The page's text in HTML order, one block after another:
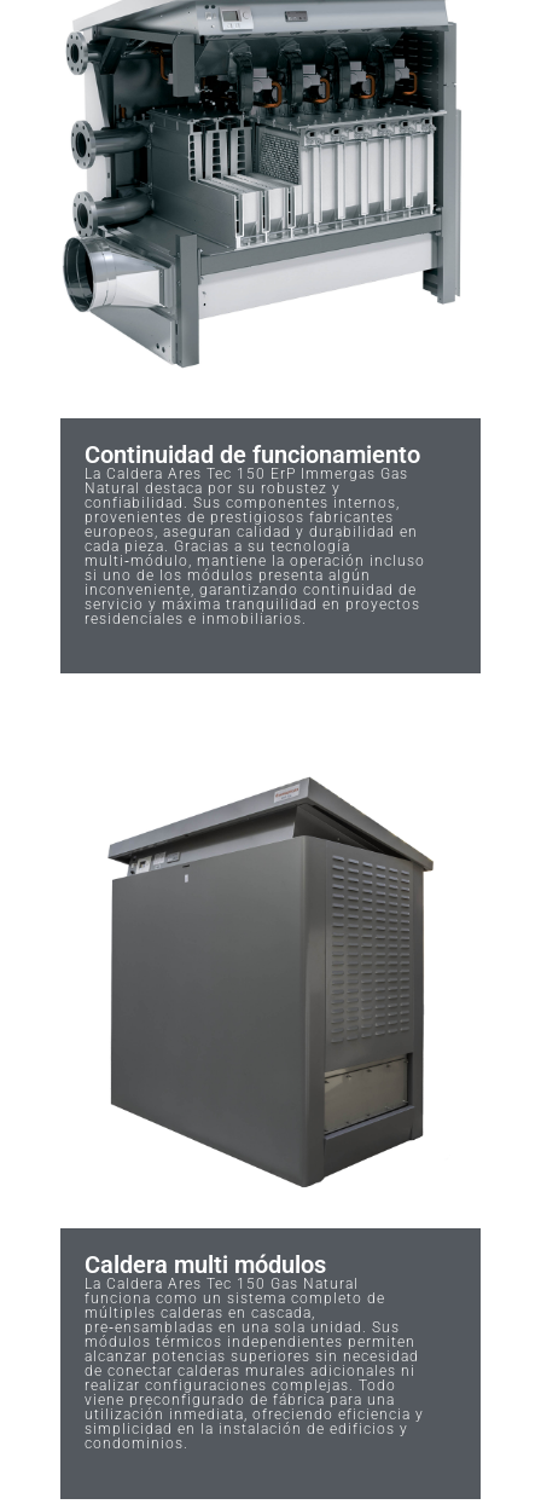
Continuidad de funcionamiento
La Caldera Ares Tec 150 ErP Immergas Gas
Natural destaca por su robustez y
confiabilidad. Sus componentes internos,
provenientes de prestigiosos fabricantes
europeos, aseguran calidad y durabilidad en
cada pieza. Gracias a su tecnología
multi‑módulo, mantiene la operación incluso
si uno de los módulos presenta algún
inconveniente, garantizando continuidad de
servicio y máxima tranquilidad en proyectos
residenciales e inmobiliarios.
Caldera multi módulos
La Caldera Ares Tec 150 Gas Natural
funciona como un sistema completo de
múltiples calderas en cascada,
pre‑ensambladas en una sola unidad. Sus
módulos térmicos independientes permiten
alcanzar potencias superiores sin necesidad
de conectar calderas murales adicionales ni
realizar configuraciones complejas. Todo
viene preconfigurado de fábrica para una
utilización inmediata, ofreciendo eficiencia y
simplicidad en la instalación de edificios y
condominios.